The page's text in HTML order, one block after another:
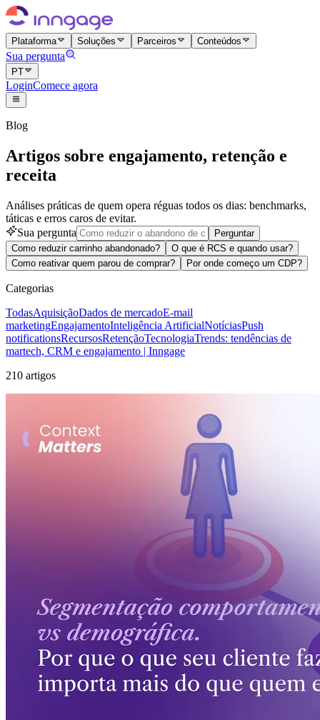
Plataforma Soluções Parceiros Conteúdos
Sua pergunta
PT
LoginComece agora
Blog
Artigos sobre engajamento, retenção e
receita
Análises práticas de quem opera réguas todos os dias: benchmarks,
táticas e erros caros de evitar.
Sua pergunta
Perguntar
Como reduzir carrinho abandonado?
O que é RCS e quando usar?
Como reativar quem parou de comprar?
Por onde começo um CDP?
Categorias
TodasAquisiçãoDados de mercadoE-mail
marketingEngajamentoInteligência ArtificialNotíciasPush
notificationsRecursosRetençãoTecnologiaTrends: tendências de
martech, CRM e engajamento | Inngage
210 artigos